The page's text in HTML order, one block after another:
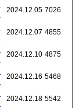
2024.12.05 7026
2024.12.07 4855
2024.12.10 4875
2024.12.16 5468
2024.12.18 5542